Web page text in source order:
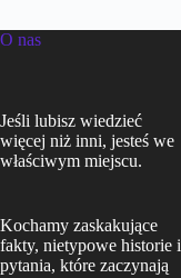
O nas
Jeśli lubisz wiedzieć
więcej niż inni, jesteś we
właściwym miejscu.
Kochamy zaskakujące
fakty, nietypowe historie i
pytania, które zaczynają